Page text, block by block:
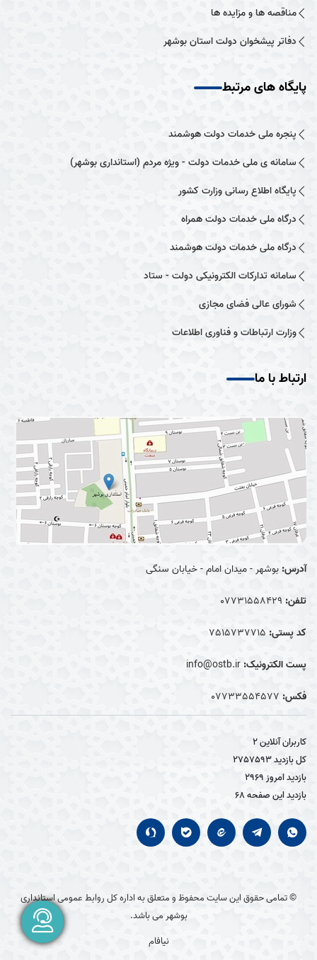
مناقصه ها و مزایده ها
دفاتر پیشخوان دولت استان بوشهر
پایگاه های مرتبط
پنجره ملی خدمات دولت هوشمند
سامانه ی ملی خدمات دولت - ویژه مردم (استانداری بوشهر)
پایگاه اطلاع رسانی وزارت کشور
درگاه ملی خدمات دولت همراه
درگاه ملی خدمات دولت هوشمند
سامانه تدارکات الکترونیکی دولت - ستاد
شورای عالی فضای مجازی
وزارت ارتباطات و فناوری اطلاعات
ارتباط با ما
آدرس: بوشهر - میدان امام - خیابان سنگی
تلفن: 07731558429
کد پستی: 7515737715
پست الکترونیک: info@ostb.ir
فکس: 07733554577
کاربران آنلاین2
کل بازدید2757593
بازدید امروز2969
بازدید این صفحه68
© تمامی حقوق این سایت محفوظ و متعلق به اداره کل روابط عمومی استانداری
بوشهر می باشد.
نیافام